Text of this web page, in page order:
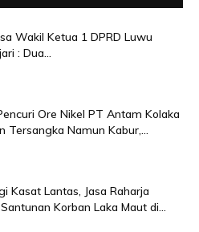
Wakil Ketua 1 DPRD Luwu
: Dua...
Ore Nikel PT Antam Kolaka
Tersangka Namun Kabur,...
Kasat Lantas, Jasa Raharja
Korban Laka Maut di...